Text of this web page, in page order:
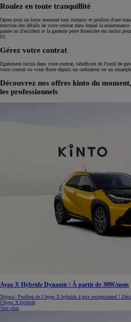
Roulez en toute tranquillité
Optez pour un loyer mensuel tout compris et profitez d'une
fonction des détails de votre contrat dans lequel la
panne ou d'accident et la garantie perte financière est inclus
03
Gérez votre contrat
Egalement inclus dans votre contrat, bénéficiez de l'outil de
votre contrat ou votre flotte depuis un ordinateur ou un
Découvrez nos offres kinto du
les professionnels
Aygo X Hybride Dynamic | À partir de 309€/mois
Toyota | Profitez de l'Aygo X hybride à prix exceptionnel !
l'Aygo X hybride
Voir plus